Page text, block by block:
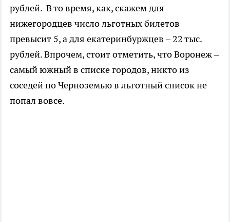
рублей. В то время, как, скажем для
нижегородцев число льготных билетов
превысит 5, а для екатеринбуржцев – 22 тыс.
рублей. Впрочем, стоит отметить, что Воронеж –
самый южный в списке городов, никто из
соседей по Черноземью в льготный список не
попал вовсе.